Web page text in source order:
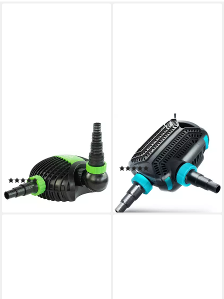
600cm Förderhöhe, 220W,
Motorschutz
(2)
109,90 €
lieferbar - in 3-4 Werktagen bei dir
Teichpumpe Effiziente
Filterpumpe für Teich, 3000,
5200, 7000, 10000 l/h
(8)
ab 89,99 € 99,99 €
-10%
lieferbar - in 4-5 Werktagen bei dir